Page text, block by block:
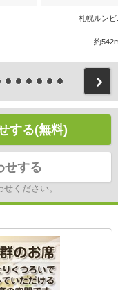
札幌ルン
約
する(無料)
せする
ください。